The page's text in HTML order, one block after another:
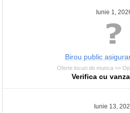
Iunie 1,
Birou public
Oferte locuri de munca >>
Verifica cu
Iunie 13,